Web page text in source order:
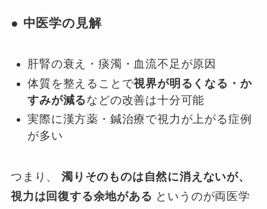
● 中医学の見解
肝腎の衰え・痰濁・血流不足が原因
体質を整えることで視界が明るくなる・か
すみが減るなどの改善は十分可能
実際に漢方薬・鍼治療で視力が上がる症例
が多い
つまり、 濁りそのものは自然に消えないが、
視力は回復する余地がある というのが両医学